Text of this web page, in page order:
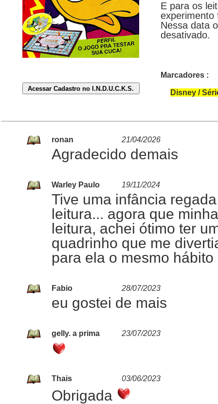
E para os
experimento
Nessa data
desativado.
Marcadores :
Disney /
ronan 21/04/2026
Agradecido demais
Warley Paulo 19/11/2024
Tive uma infância
leitura... agora que
leitura, achei ótimo ter
quadrinho que me
para ela o mesmo hábito
Fabio 28/07/2023
eu gostei de mais
gelly. a prima 23/07/2023
Thais 03/06/2023
Obrigada